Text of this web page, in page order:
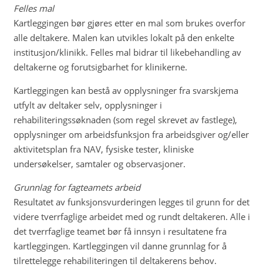
Felles mal
Kartleggingen bør gjøres etter en mal som brukes overfor
alle deltakere. Malen kan utvikles lokalt på den enkelte
institusjon/klinikk. Felles mal bidrar til likebehandling av
deltakerne og forutsigbarhet for klinikerne.
Kartleggingen kan bestå av opplysninger fra svarskjema
utfylt av deltaker selv, opplysninger i
rehabiliteringssøknaden (som regel skrevet av fastlege),
opplysninger om arbeidsfunksjon fra arbeidsgiver og/eller
aktivitetsplan fra NAV, fysiske tester, kliniske
undersøkelser, samtaler og observasjoner.
Grunnlag for fagteamets arbeid
Resultatet av funksjonsvurderingen legges til grunn for det
videre tverrfaglige arbeidet med og rundt deltakeren. Alle i
det tverrfaglige teamet bør få innsyn i resultatene fra
kartleggingen. Kartleggingen vil danne grunnlag for å
tilrettelegge rehabiliteringen til deltakerens behov.